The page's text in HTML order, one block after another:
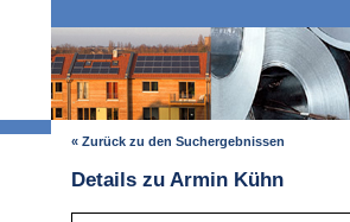
« Zurück zu den Suchergebnissen
Details zu Armin Kühn